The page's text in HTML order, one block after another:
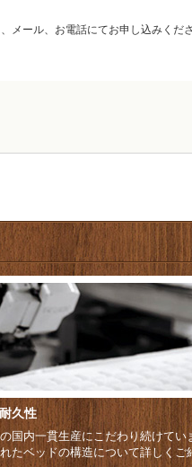
メール、お電話にてお申し込みくださ
久性
国内一貫生産にこだわり続けてい
たベッドの構造について詳しくご